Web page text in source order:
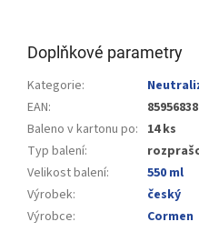
Doplňkové parametry
Kategorie:
EAN:
Baleno v kartonu po: 14 ks
Typ balení:
Velikost balení:
550 ml
Výrobek:
český
Výrobce: Cormen